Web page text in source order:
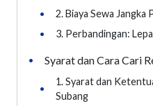
•
2. Biaya Sewa Jangka
•
3. Perbandingan:
• Syarat dan Cara Cari
•
1. Syarat dan
Subang